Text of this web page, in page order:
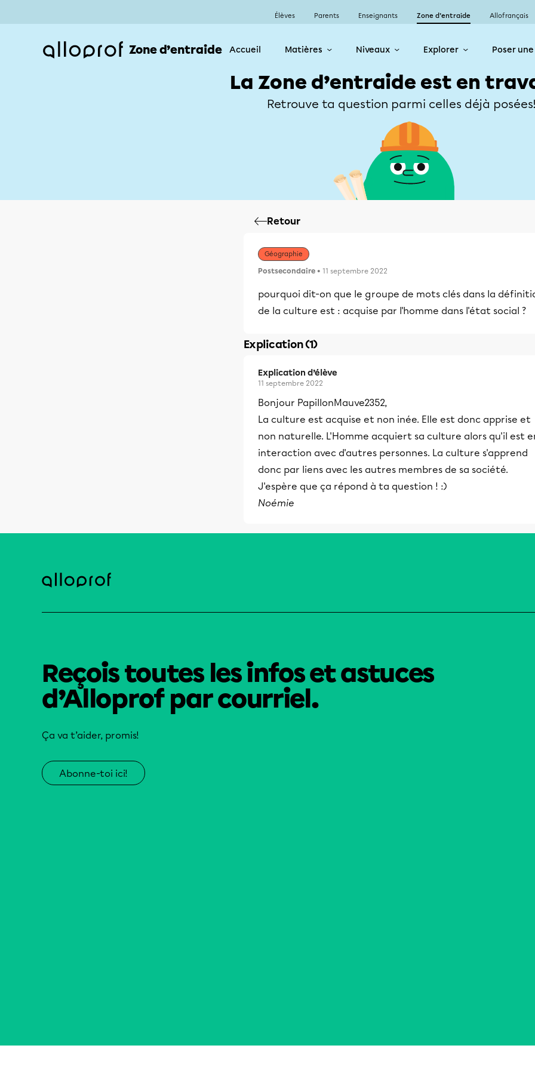
Élèves Parents Enseignants Zone d’entraide Allofrançais
Zone d’entraide Accueil Matières Niveaux Explorer Poser
La Zone d’entraide est en
Retrouve ta question parmi celles déjà
Retour
Géographie
Postsecondaire • 11 septembre 2022
pourquoi dit-on que le groupe de mots clés dans la
de la culture est : acquise par l'homme dans l'état social ?
Explication (1)
Explication d’élève
11 septembre 2022
Bonjour PapillonMauve2352,
La culture est acquise et non inée. Elle est donc apprise et
non naturelle. L'Homme acquiert sa culture alors qu'il est
interaction avec d'autres personnes. La culture s'apprend
donc par liens avec les autres membres de sa société.
J'espère que ça répond à ta question ! :)
Noémie
Reçois toutes les infos et astuces
d’Alloprof par courriel.
Ça va t’aider, promis!
Abonne-toi ici!